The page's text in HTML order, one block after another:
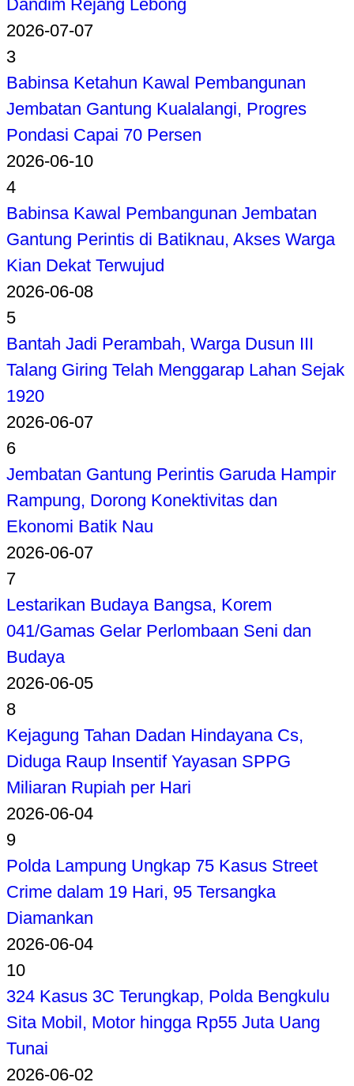
Dandim Rejang Lebong
2026-07-07
3
Babinsa Ketahun Kawal Pembangunan
Jembatan Gantung Kualalangi, Progres
Pondasi Capai 70 Persen
2026-06-10
4
Babinsa Kawal Pembangunan Jembatan
Gantung Perintis di Batiknau, Akses Warga
Kian Dekat Terwujud
2026-06-08
5
Bantah Jadi Perambah, Warga Dusun III
Talang Giring Telah Menggarap Lahan Sejak
1920
2026-06-07
6
Jembatan Gantung Perintis Garuda Hampir
Rampung, Dorong Konektivitas dan
Ekonomi Batik Nau
2026-06-07
7
Lestarikan Budaya Bangsa, Korem
041/Gamas Gelar Perlombaan Seni dan
Budaya
2026-06-05
8
Kejagung Tahan Dadan Hindayana Cs,
Diduga Raup Insentif Yayasan SPPG
Miliaran Rupiah per Hari
2026-06-04
9
Polda Lampung Ungkap 75 Kasus Street
Crime dalam 19 Hari, 95 Tersangka
Diamankan
2026-06-04
10
324 Kasus 3C Terungkap, Polda Bengkulu
Sita Mobil, Motor hingga Rp55 Juta Uang
Tunai
2026-06-02